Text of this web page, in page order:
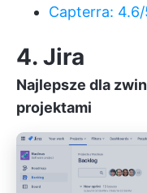
Capterra:
4. Jira
Najlepsze dla
projektami